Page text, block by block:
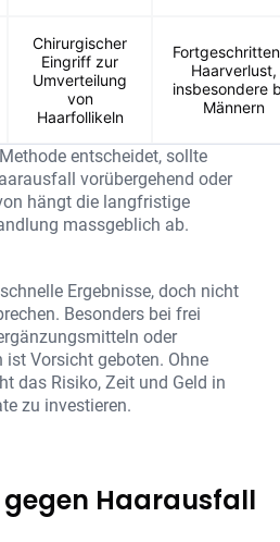
Chirurgischer
Eingriff zur
Umverteilung
von
Haarfollikeln
Haarverlust,
insbesondere
Männern
entscheidet, sollte
vorübergehend oder
hängt die langfristige
massgeblich ab.
Ergebnisse, doch nicht
Besonders bei frei
oder
Vorsicht geboten. Ohne
das Risiko, Zeit und Geld in
zu investieren.
Haarausfall